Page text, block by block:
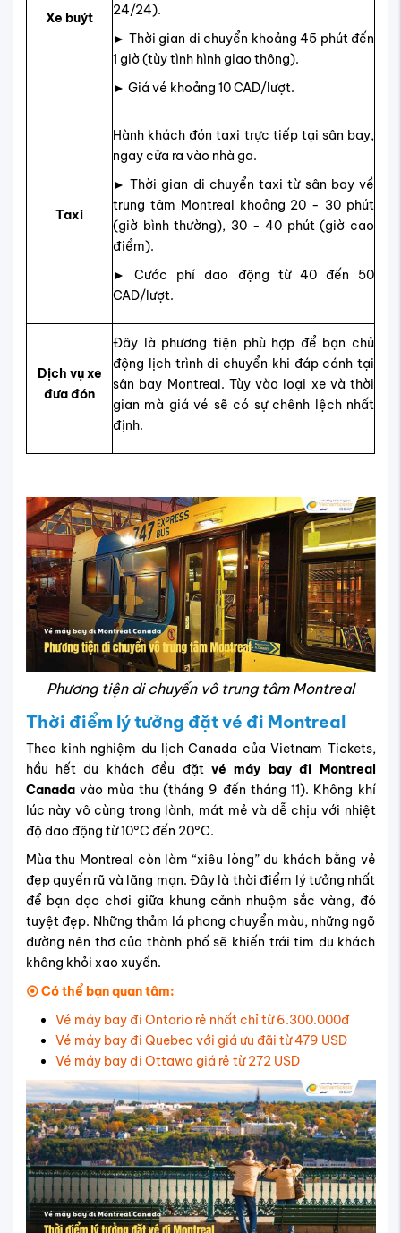
Xe buýt
24/24).
► Thời gian di chuyển khoảng 45 phút đến
1 giờ (tùy tình hình giao thông).
► Giá vé khoảng 10 CAD/lượt.
Taxi
Hành khách đón taxi trực tiếp tại sân bay,
ngay cửa ra vào nhà ga.
► Thời gian di chuyển taxi từ sân bay về
trung tâm Montreal khoảng 20 - 30 phút
(giờ bình thường), 30 - 40 phút (giờ cao
điểm).
► Cước phí dao động từ 40 đến 50
CAD/lượt.
Dịch vụ xe
đưa đón
Đây là phương tiện phù hợp để bạn chủ
động lịch trình di chuyển khi đáp cánh tại
sân bay Montreal. Tùy vào loại xe và thời
gian mà giá vé sẽ có sự chênh lệch nhất
định.
Phương tiện di chuyển vô trung tâm Montreal
Thời điểm lý tưởng đặt vé đi Montreal
Theo kinh nghiệm du lịch Canada của Vietnam Tickets,
hầu hết du khách đều đặt vé máy bay đi Montreal
Canadavào mùa thu (tháng 9 đến tháng 11). Không khí
lúc này vô cùng trong lành, mát mẻ và dễ chịu với nhiệt
độ dao động từ 10°C đến 20°C.
Mùa thu Montreal còn làm “xiêu lòng” du khách bằng vẻ
đẹp quyến rũ và lãng mạn. Đây là thời điểm lý tưởng nhất
để bạn dạo chơi giữa khung cảnh nhuộm sắc vàng, đỏ
tuyệt đẹp. Những thảm lá phong chuyển màu, những ngõ
đường nên thơ của thành phố sẽ khiến trái tim du khách
không khỏi xao xuyến.
⦿ Có thể bạn quan tâm:
Vé máy bay đi Ontario rẻ nhất chỉ từ 6.300.000đ
Vé máy bay đi Quebec với giá ưu đãi từ 479 USD
Vé máy bay đi Ottawa giá rẻ từ 272 USD